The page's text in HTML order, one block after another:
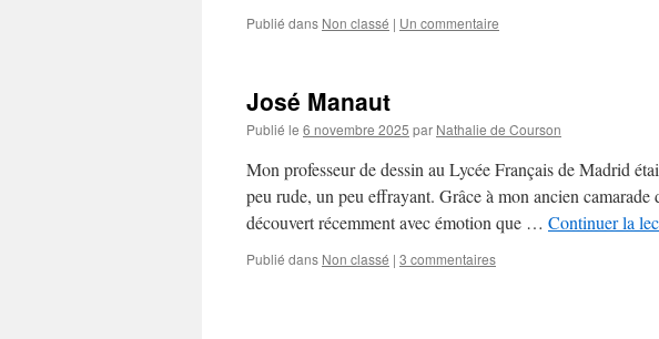
Publié dans Non classé | Un commentaire
José Manaut
Publié le 6 novembre 2025 par Nathalie de Courson
Mon professeur de dessin au Lycée Français de Madrid
peu rude, un peu effrayant. Grâce à mon ancien
découvert récemment avec émotion que … Continuer la
Publié dans Non classé | 3 commentaires